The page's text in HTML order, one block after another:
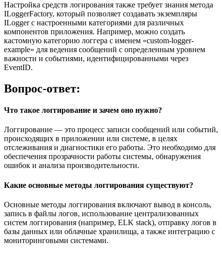
Настройка средств логирования также требует знания метода
ILoggerFactory, который позволяет создавать экземпляры
ILogger с настроенными категориями для различных
компонентов приложения. Например, можно создать
кастомную категорию логгера с именем «custom-logger-
example» для ведения сообщений с определенным уровнем
важности и событиями, идентифицированными через
EventID.
Вопрос-ответ:
Что такое логгирование и зачем оно нужно?
Логгирование — это процесс записи сообщений или событий,
происходящих в приложении или системе, в целях
отслеживания и диагностики его работы. Это необходимо для
обеспечения прозрачности работы системы, обнаружения
ошибок и анализа производительности.
Какие основные методы логгирования существуют?
Основные методы логгирования включают вывод в консоль,
запись в файлы логов, использование централизованных
систем логгирования (например, ELK stack), отправку логов в
базы данных или облачные хранилища, а также интеграцию с
мониторинговыми системами.